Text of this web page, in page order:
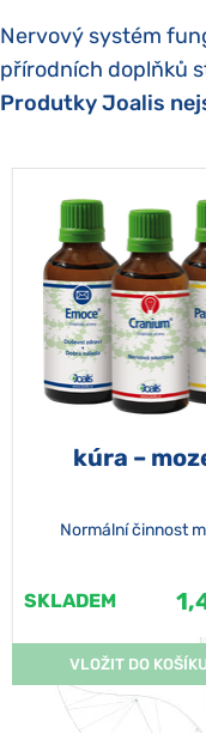
Nervový systém
přírodních doplňků
Produtky Joalis
kúra –
Normální činnost
SKLADEM
VLOŽIT DO